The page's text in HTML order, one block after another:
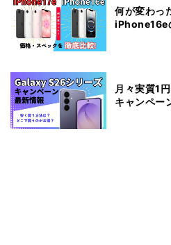
何が変わっ
iPhone16e
月々実質1
キャンペー